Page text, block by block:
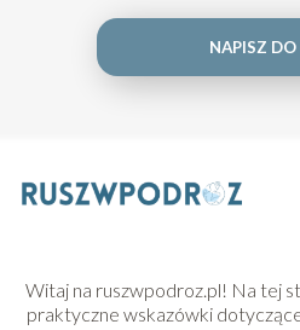
NAPISZ DO
Witaj na ruszwpodroz.pl! Na tej
praktyczne wskazówki